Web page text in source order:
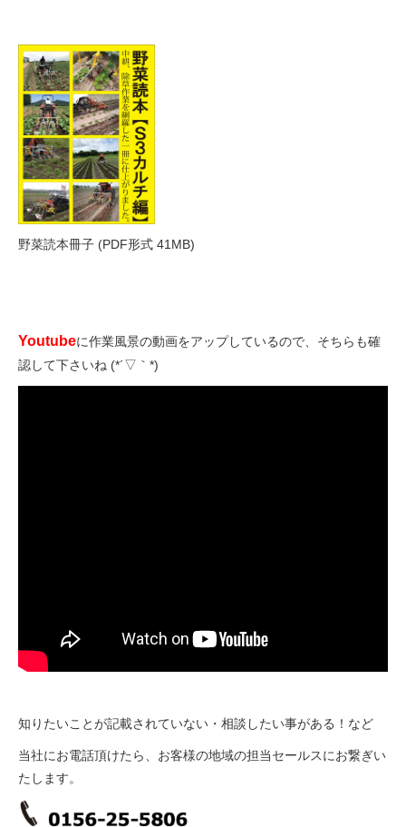
野菜読本冊子 (PDF形式 41MB)
Youtubeに作業風景の動画をアップしているので、そちらも確
認して下さいね (*´▽｀*)
知りたいことが記載されていない・相談したい事がある！など
当社にお電話頂けたら、お客様の地域の担当セールスにお繋ぎい
たします。